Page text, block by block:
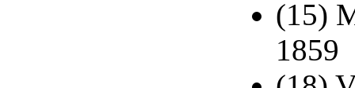
(15)
1859